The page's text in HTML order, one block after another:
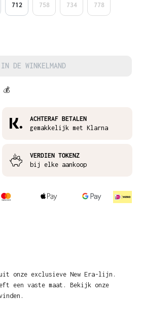
712 758 734 778
de gewenste
IN DE WINKELMAND
💰
ACHTERAF BETALEN
gemakkelijk met Klarna
VERDIEN TOKENZ
bij elke aankoop
onze exclusieve New Era-lijn.
een vaste maat. Bekijk onze